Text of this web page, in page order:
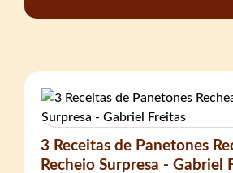
3 Receitas de Panetones
Recheio Surpresa - Gabriel